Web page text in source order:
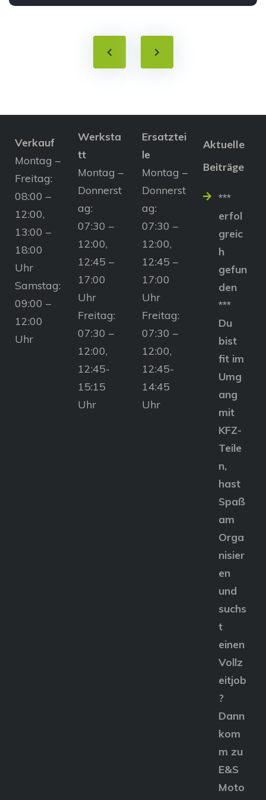
Verkauf
Montag –
Freitag:
08:00 –
12:00,
13:00 –
18:00
Uhr
Samstag:
09:00 –
12:00
Uhr
Werksta
tt
Montag –
Donnerst
ag:
07:30 –
12:00,
12:45 –
17:00
Uhr
Freitag:
07:30 –
12:00,
12:45-
15:15
Uhr
Ersatztei
le
Montag –
Donnerst
ag:
07:30 –
12:00,
12:45 –
17:00
Uhr
Freitag:
07:30 –
12:00,
12:45-
14:45
Uhr
Aktuelle
Beiträge
***
erfol
greic
h
gefun
den
***
Du
bist
fit im
Umg
ang
mit
KFZ-
Teile
n,
hast
Spaß
am
Orga
nisier
en
und
suchs
t
einen
Vollz
eitjob
?
Dann
kom
m zu
E&S
Moto